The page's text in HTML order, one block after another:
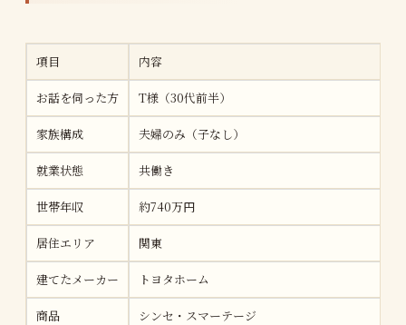
項目 内容
お話を伺った方 T様（30代前半）
家族構成 夫婦のみ（子なし）
就業状態 共働き
世帯年収 約740万円
居住エリア 関東
建てたメーカー トヨタホーム
商品
シンセ・スマーテージ